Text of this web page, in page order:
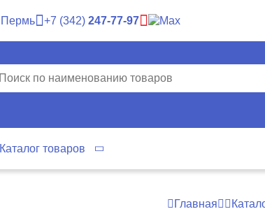
Пермь 7 342 247-77-97
Каталог товаров
Главная